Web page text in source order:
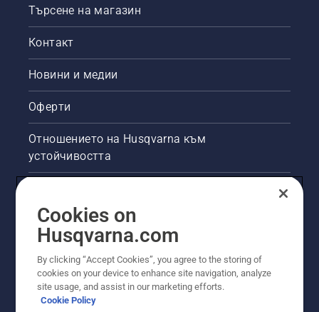
Търсене на магазин
Контакт
Новини и медии
Оферти
Отношението на Husqvarna към
устойчивостта
Други сайтове на Husqvarna
Cookies on
Husqvarna.com
By clicking “Accept Cookies”, you agree to the storing of
cookies on your device to enhance site navigation, analyze
site usage, and assist in our marketing efforts.
Cookie Policy